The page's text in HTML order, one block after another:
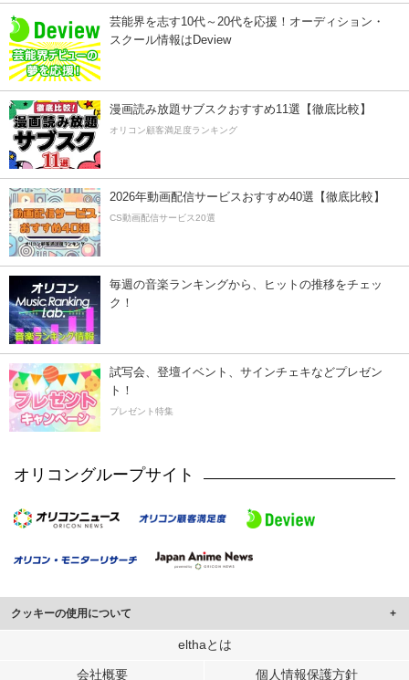
芸能界を志す10代～20代を応援！オーディション・
スクール情報はDeview
漫画読み放題サブスクおすすめ11選【徹底比較】
オリコン顧客満足度ランキング
2026年動画配信サービスおすすめ40選【徹底比較】
CS動画配信サービス20選
毎週の音楽ランキングから、ヒットの推移をチェッ
ク！
試写会、登壇イベント、サインチェキなどプレゼン
ト！
プレゼント特集
オリコングループサイト
クッキーの使用について
このサイトでは Cookie を使用して、ユーザーに合わせたコンテンツや広告の
行っています。
elthaとは
会社概要 個人情報保護方針